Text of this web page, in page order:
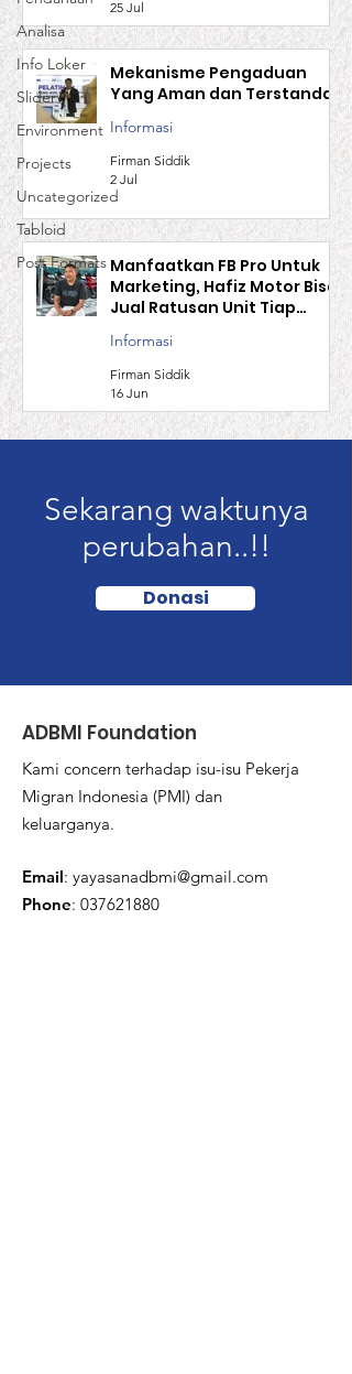
Analisa
Info Loker
Slider
Environment
Projects
Uncategorized
Tabloid
Post Formats
25 Jul
Mekanisme Pengaduan
Yang Aman dan Terstandar
Informasi
Firman Siddik
2 Jul
Manfaatkan FB Pro Untuk
Marketing, Hafiz Motor Bisa
Jual Ratusan Unit Tiap
Bulan
Informasi
Firman Siddik
16 Jun
Sekarang waktunya
perubahan..!!
Donasi
ADBMI Foundation
Kami concern terhadap isu-isu Pekerja
Migran Indonesia (PMI) dan
keluarganya.
Email: yayasanadbmi@gmail.com
Phone: 037621880